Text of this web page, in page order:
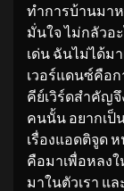
ทำการบ้านมา
มั่นใจ ไม่กลัวอ
เด่น ฉันไม่ได้ม
เวอร์แดนซ์คือ
คีย์เวิร์ดสำคัญ
คนนั้น อยากเป็
เรื่องแอดติจูด
คือมาเพื่อหลง
มาในตัวเรา แ